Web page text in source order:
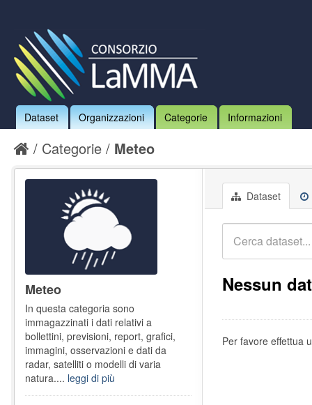
Dataset Organizzazioni Categorie Informazioni
Categorie Meteo
Dataset
Nessun
Per favore effettua
Meteo
In questa categoria sono
immagazzinati i dati relativi a
bollettini, previsioni, report, grafici,
immagini, osservazioni e dati da
radar, satelliti o modelli di varia
natura.... leggi di più